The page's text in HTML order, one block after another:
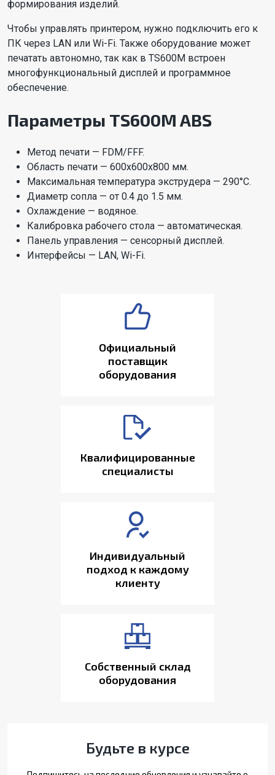
формирования изделий.
Чтобы управлять принтером, нужно подключить его к
ПК через LAN или Wi-Fi. Также оборудование может
печатать автономно, так как в TS600M встроен
многофункциональный дисплей и программное
обеспечение.
Параметры TS600M ABS
Метод печати — FDM/FFF.
Область печати — 600x600x800 мм.
Максимальная температура экструдера — 290°C.
Диаметр сопла — от 0.4 до 1.5 мм.
Охлаждение — водяное.
Калибровка рабочего стола — автоматическая.
Панель управления — сенсорный дисплей.
Интерфейсы — LAN, Wi-Fi.
Официальный
поставщик
оборудования
Квалифицированные
специалисты
Индивидуальный
подход к каждому
клиенту
Собственный склад
оборудования
Будьте в курсе